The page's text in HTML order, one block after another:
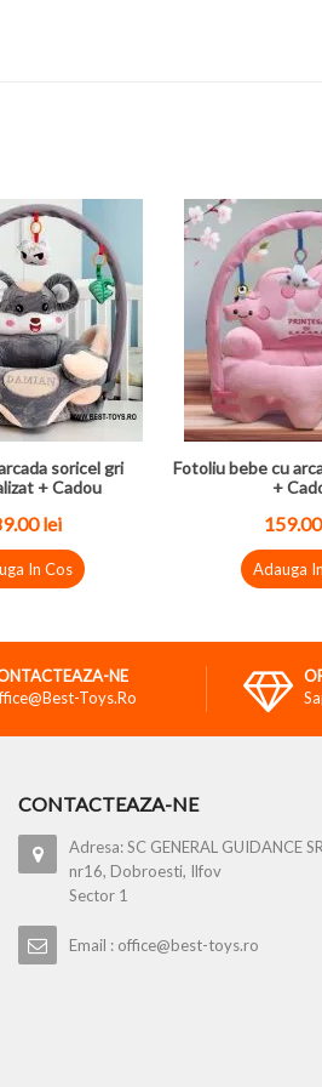
soricel gri
+ Cadou
lei
In Cos
Fotoliu bebe cu
+
Adauga
NE
Toys.ro
CONTACTEAZA-NE
Adresa: SC GENERAL GUIDANCE
nr16, Dobroesti, Ilfov
Sector 1
Email : office@best-toys.ro